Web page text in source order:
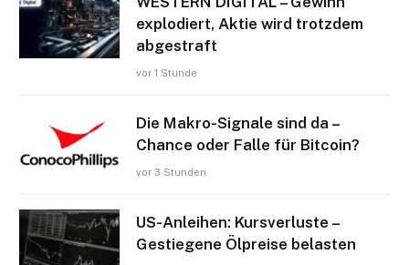
explodiert, Aktie wird trotzdem
abgestraft
vor 1 Stunde
Die Makro-Signale sind da –
Chance oder Falle für Bitcoin?
vor 3 Stunden
US-Anleihen: Kursverluste –
Gestiegene Ölpreise belasten